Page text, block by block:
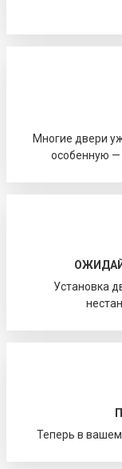
Многие двери
особенную —
Установка
Теперь в вашем